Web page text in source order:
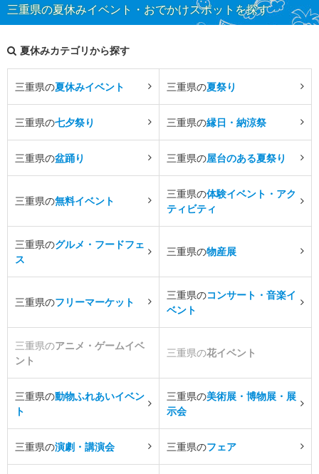
三重県の夏休みイベント・おでかけスポットを探す
夏休みカテゴリから探す
三重県の夏休みイベント 三重県の夏祭り
三重県の七夕祭り 三重県の縁日・納涼祭
三重県の盆踊り 三重県の屋台のある夏祭り
三重県の無料イベント
三重県の体験イベント・アク
ティビティ
三重県のグルメ・フードフェ
ス
三重県の物産展
三重県のフリーマーケット
三重県のコンサート・音楽イ
ベント
三重県のアニメ・ゲームイベ
ント
三重県の花イベント
三重県の動物ふれあいイベン
ト
三重県の美術展・博物展・展
示会
三重県の演劇・講演会 三重県のフェア